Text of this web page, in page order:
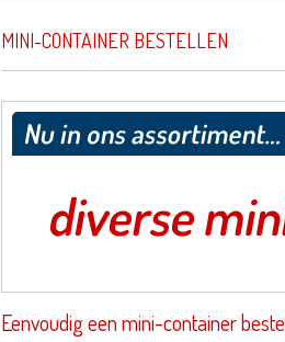
MINI-CONTAINER BESTELLEN
Eenvoudig een mini-container